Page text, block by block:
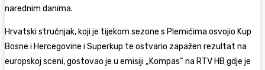
narednim danima.
Hrvatski stručnjak, koji je tijekom sezone s Plemićima osvojio Kup
Bosne i Hercegovine i Superkup te ostvario zapažen rezultat na
europskoj sceni, gostovao je u emisiji „Kompas“ na RTV HB gdje je